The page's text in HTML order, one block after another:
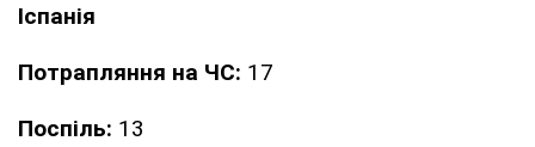
Іспанія
Потрапляння на ЧС: 17
Поспіль: 13